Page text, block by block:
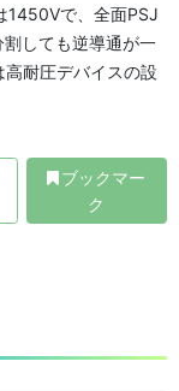
1450Vで、全面PSJ
しても逆導通が一
耐圧デバイスの設
ブックマー
ク